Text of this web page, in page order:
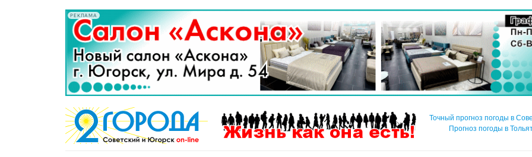
РЕКЛАМА
Точный прогноз погоды в
Прогноз погоды в